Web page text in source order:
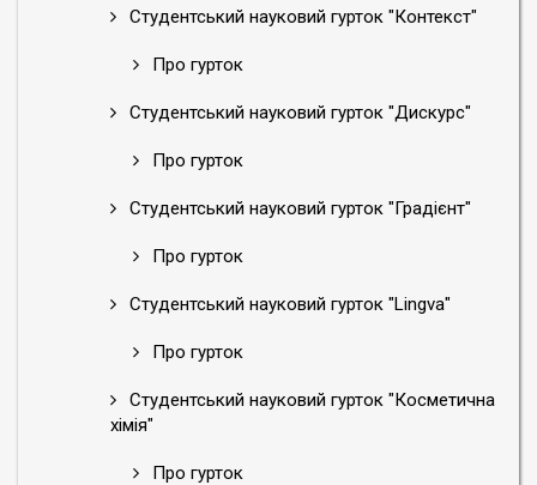
Студентський науковий гурток "Контекст"
Про гурток
Студентський науковий гурток "Дискурс"
Про гурток
Студентський науковий гурток "Градієнт"
Про гурток
Студентський науковий гурток "Lingva"
Про гурток
Студентський науковий гурток "Косметична
хімія"
Про гурток